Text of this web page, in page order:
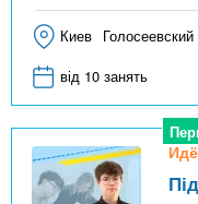
Киев Голосеевский
від 10 занять